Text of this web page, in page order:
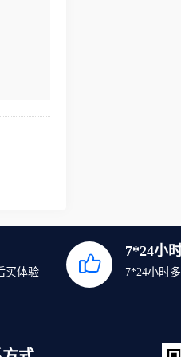
买体验
7*24小
7*24小时